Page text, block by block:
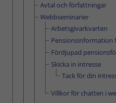
Avtal och författningar
Webbseminarier
Arbetsgivarkvarten
Pensionsinformation
Fördjupad
Skicka in intresse
Tack för din
Villkor för chatten i